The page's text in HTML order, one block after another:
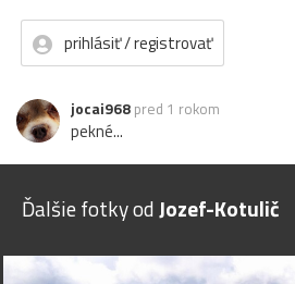
prihlásiť / registrovať
jocai968 pred 1 rokom
pekné...
Ďalšie fotky odJozef-Kotulič